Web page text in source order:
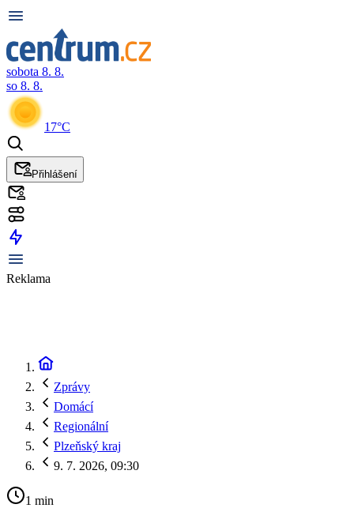
sobota 8. 8.
so 8. 8.
17°C
Přihlášení
Reklama
Zprávy
Domácí
Regionální
Plzeňský kraj
9. 7. 2026, 09:30
1 min